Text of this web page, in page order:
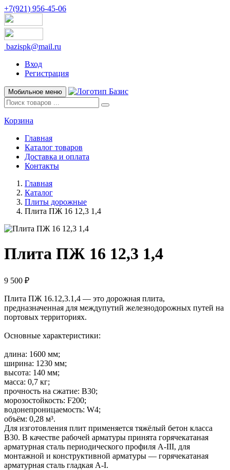
+7(921) 956-45-06
bazispk@mail.ru
Вход
Регистрация
Мобильное меню
Корзина
Главная
Каталог товаров
Доставка и оплата
Контакты
Главная
Каталог
Плиты дорожные
Плита ПЖ 16 12,3 1,4
Плита ПЖ 16 12,3 1,4
9 500 ₽
Плита ПЖ 16.12,3.1,4 — это дорожная плита,
предназначенная для междупутий железнодорожных путей на
портовых территориях.
Основные характеристики:
длина: 1600 мм;
ширина: 1230 мм;
высота: 140 мм;
масса: 0,7 кг;
прочность на сжатие: В30;
морозостойкость: F200;
водонепроницаемость: W4;
объём: 0,28 м³.
Для изготовления плит применяется тяжёлый бетон класса
В30. В качестве рабочей арматуры принята горячекатаная
арматурная сталь периодического профиля А-III, для
монтажной и конструктивной арматуры — горячекатаная
арматурная сталь гладкая А-I.